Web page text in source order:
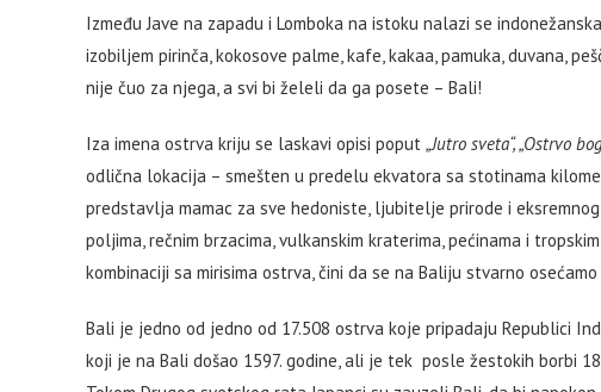
Između Jave na zapadu i Lomboka na istoku nalazi se
izobiljem pirinča, kokosove palme, kafe, kakaa, pamuka, duvana,
nije čuo za njega, a svi bi želeli da ga posete – Bali!
Iza imena ostrva kriju se laskavi opisi poput „Jutro sveta“, „Ostrvo
odlična lokacija – smešten u predelu ekvatora sa stotinama
predstavlja mamac za sve hedoniste, ljubitelje prirode i
poljima, rečnim brzacima, vulkanskim kraterima, pećinama i
kombinaciji sa mirisima ostrva, čini da se na Baliju stvarno
Bali je jedno od jedno od 17.508 ostrva koje pripadaju Republici
koji je na Bali došao 1597. godine, ali je tek posle žestokih borbi